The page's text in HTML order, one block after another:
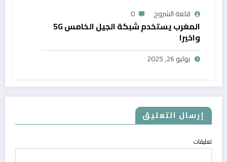
قلعة الشروح 0
المغرب يستخدم شبكة الجيل الخامس 5G
واخيرا
يوليو 26, 2025
إرسال التعليق
تعليقات